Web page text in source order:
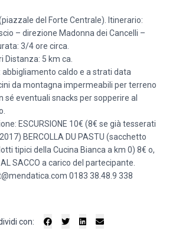
del Forte Centrale). Itinerario:
– direzione Madonna dei Cancelli –
3/4 ore circa.
Distanza: 5 km ca.
abbigliamento caldo e a strati data
da montagna impermeabili per terreno
sé eventuali snacks per sopperire al
ESCURSIONE 10€ (8€ se già tesserati
BERCOLLA DU PASTU (sacchetto
tipici della Cucina Bianca a km 0) 8€ o,
SACCO a carico del partecipante.
0183 38.48.9 338
con: